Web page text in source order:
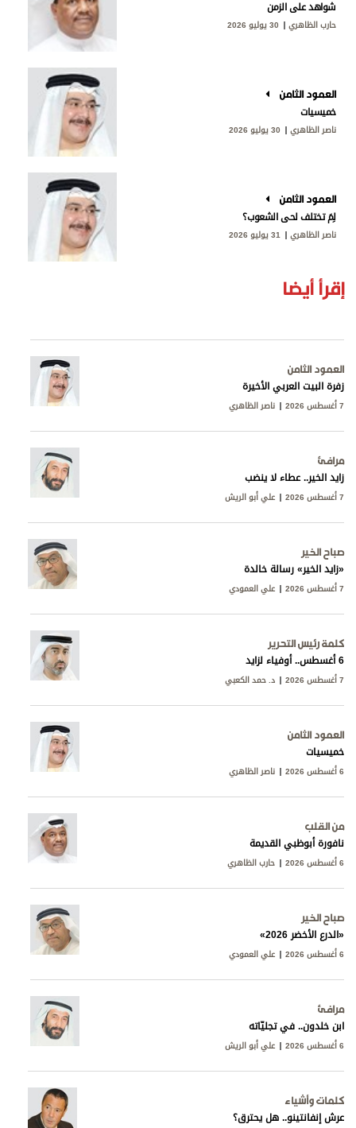
شواهد على الزمن
حارب الظاهري 30 يوليو 2026
العمود الثامن
خميسيات
ناصر الظاهري 30 يوليو 2026
العمود الثامن
لِمَ تختلف لحى الشعوب؟
ناصر الظاهري 31 يوليو 2026
إقرأ أيضا
العمود الثامن
زفرة البيت العربي الأخيرة
7 أغسطس 2026 ناصر الظاهري
مرافئ
زايد الخير.. عطاء لا ينضب
7 أغسطس 2026 علي أبو الريش
صباح الخير
«زايد الخير» رسالة خالدة
7 أغسطس 2026 علي العمودي
كلمة رئيس التحرير
6 أغسطس.. أوفياء لزايد
7 أغسطس 2026 د. حمد الكعبي
العمود الثامن
خميسيات
6 أغسطس 2026 ناصر الظاهري
من القلب
نافورة أبوظبي القديمة
6 أغسطس 2026 حارب الظاهري
صباح الخير
«الدرع الأخضر 2026»
6 أغسطس 2026 علي العمودي
مرافئ
ابن خلدون.. في تجليّاته
6 أغسطس 2026 علي أبو الريش
كلمات وأشياء
عرش إنفانتينو.. هل يحترق؟